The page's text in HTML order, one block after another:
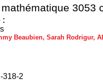
3053
:
Beaubien, Sarah Rodrigur,
318-2